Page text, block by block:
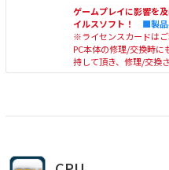
ゲームプレイに影響を
イルスソフト！
■製品
※ライセンスカードはご
PC本体の修理/交換時
持して頂き、修理/交換